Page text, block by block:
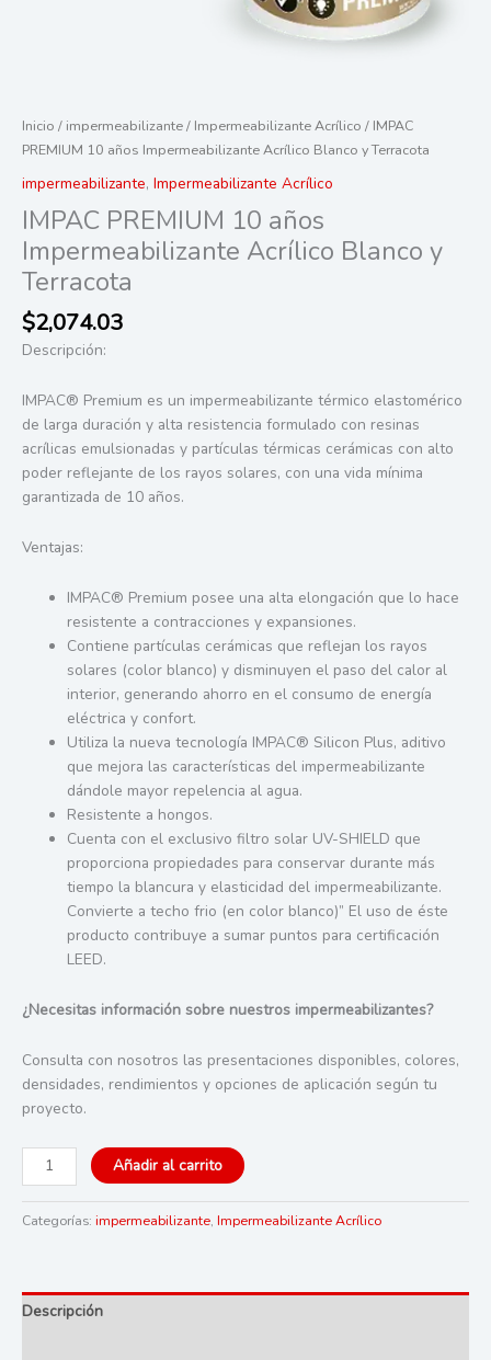
Inicio / impermeabilizante/ Impermeabilizante Acrílico / IMPAC
PREMIUM 10 años Impermeabilizante Acrílico Blanco y Terracota
impermeabilizante, Impermeabilizante Acrílico
IMPAC PREMIUM 10 años
Impermeabilizante Acrílico Blanco y
Terracota
$2,074.03
Descripción:
IMPAC® Premium es un impermeabilizante térmico elastomérico
de larga duración y alta resistencia formulado con resinas
acrílicas emulsionadas y partículas térmicas cerámicas con alto
poder reflejante de los rayos solares, con una vida mínima
garantizada de 10 años.
Ventajas:
IMPAC® Premium posee una alta elongación que lo hace
resistente a contracciones y expansiones.
Contiene partículas cerámicas que reflejan los rayos
solares (color blanco) y disminuyen el paso del calor al
interior, generando ahorro en el consumo de energía
eléctrica y confort.
Utiliza la nueva tecnología IMPAC® Silicon Plus, aditivo
que mejora las características del impermeabilizante
dándole mayor repelencia al agua.
Resistente a hongos.
Cuenta con el exclusivo filtro solar UV-SHIELD que
proporciona propiedades para conservar durante más
tiempo la blancura y elasticidad del impermeabilizante.
Convierte a techo frio (en color blanco)” El uso de éste
producto contribuye a sumar puntos para certificación
LEED.
¿Necesitas información sobre nuestros impermeabilizantes?
Consulta con nosotros las presentaciones disponibles, colores,
densidades, rendimientos y opciones de aplicación según tu
proyecto.
IMPAC
PREMIUM
10
años
Blanco
Añadir al carrito
Categorías: impermeabilizante, Impermeabilizante Acrílico
Descripción